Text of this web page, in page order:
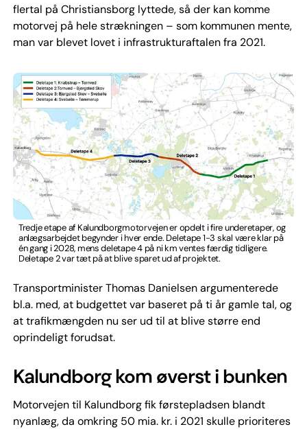
flertal på Christiansborg lyttede, så der kan komme
motorvej på hele strækningen – som kommunen mente,
man var blevet lovet i infrastrukturaftalen fra 2021.
Tredje etape af Kalundborgmotorvejen er opdelt i fire underetaper, og
anlægsarbejdet begynder i hver ende. Deletape 1-3 skal være klar på
én gang i 2028, mens deletape 4 på ni km ventes færdig tidligere.
Deletape 2 var tæt på at blive sparet ud af projektet.
Transportminister Thomas Danielsen argumenterede
bl.a. med, at budgettet var baseret på ti år gamle tal, og
at trafikmængden nu ser ud til at blive større end
oprindeligt forudsat.
Kalundborg kom øverst i bunken
Motorvejen til Kalundborg fik førstepladsen blandt
nyanlæg, da omkring 50 mia. kr. i 2021 skulle prioriteres